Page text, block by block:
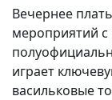
Вечернее
мероприятий
играет
васильковые